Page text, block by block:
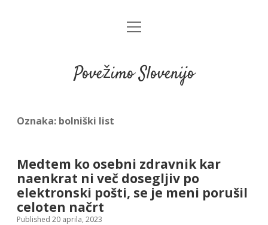
open
Povežimo Slovenijo
Oznaka: bolniški list
Medtem ko osebni zdravnik kar
naenkrat ni več dosegljiv po
elektronski pošti, se je meni porušil
celoten načrt
Published 20 aprila, 2023